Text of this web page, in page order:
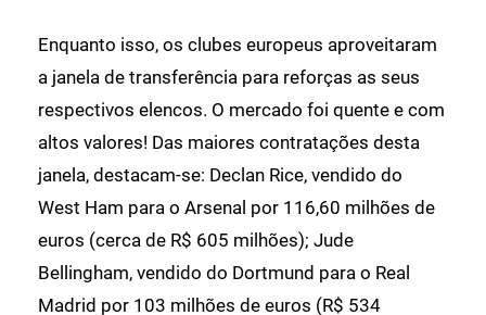
Enquanto isso, os clubes europeus aproveitaram
a janela de transferência para reforças as seus
respectivos elencos. O mercado foi quente e com
altos valores! Das maiores contratações desta
janela, destacam-se: Declan Rice, vendido do
West Ham para o Arsenal por 116,60 milhões de
euros (cerca de R$ 605 milhões); Jude
Bellingham, vendido do Dortmund para o Real
Madrid por 103 milhões de euros (R$ 534